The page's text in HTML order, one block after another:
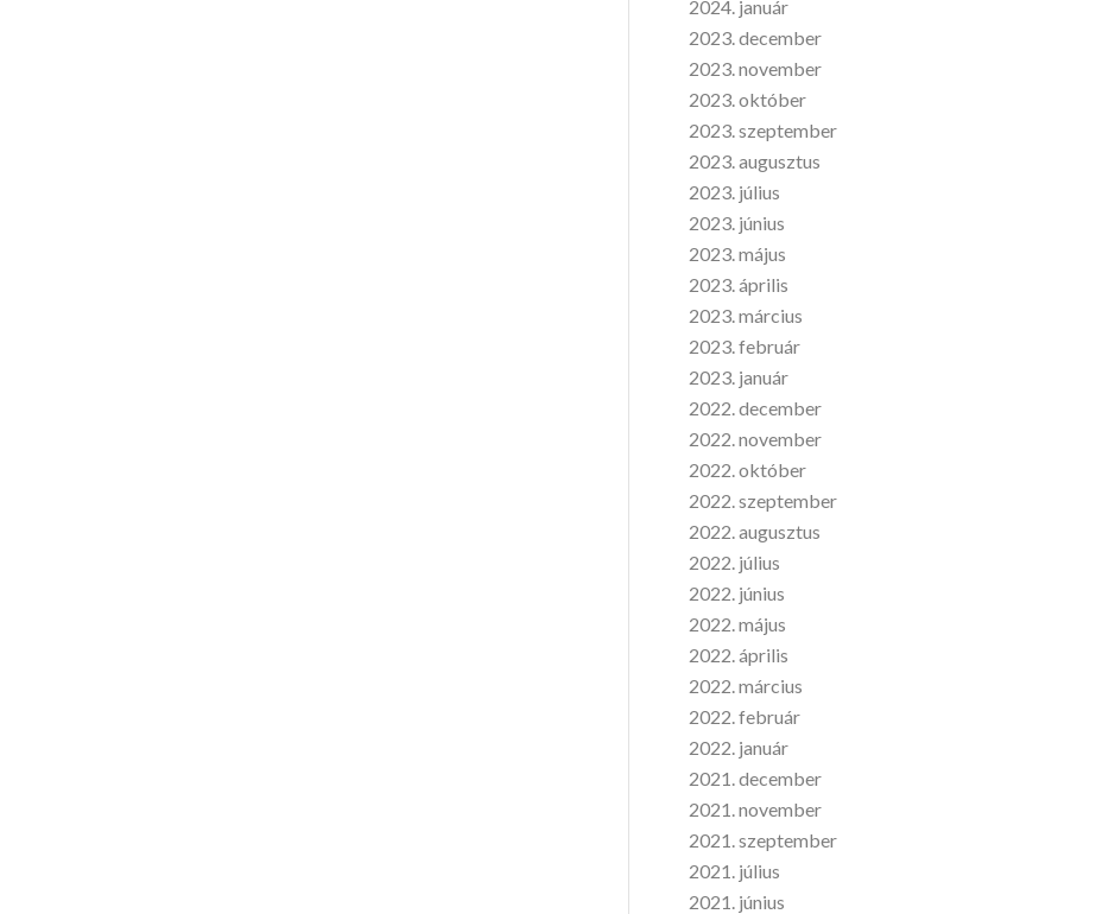
2024. január
2023. december
2023. november
2023. október
2023. szeptember
2023. augusztus
2023. július
2023. június
2023. május
2023. április
2023. március
2023. február
2023. január
2022. december
2022. november
2022. október
2022. szeptember
2022. augusztus
2022. július
2022. június
2022. május
2022. április
2022. március
2022. február
2022. január
2021. december
2021. november
2021. szeptember
2021. július
2021. június